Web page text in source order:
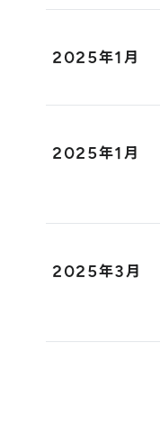
2025年1月
2025年1月
2025年3月